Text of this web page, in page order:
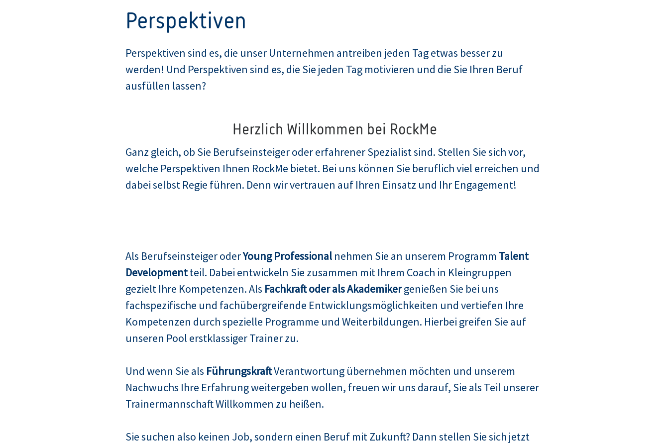
Perspektiven
Perspektiven sind es, die unser Unternehmen antreiben jeden Tag etwas besser zu
werden! Und Perspektiven sind es, die Sie jeden Tag motivieren und die Sie Ihren Beruf
ausfüllen lassen?
Herzlich Willkommen bei RockMe
Ganz gleich, ob Sie Berufseinsteiger oder erfahrener Spezialist sind. Stellen Sie sich vor,
welche Perspektiven Ihnen RockMe bietet. Bei uns können Sie beruflich viel erreichen und
dabei selbst Regie führen. Denn wir vertrauen auf Ihren Einsatz und Ihr Engagement!
Als Berufseinsteiger oderYoung Professional nehmen Sie an unserem Programm Talent
Developmentteil. Dabei entwickeln Sie zusammen mit Ihrem Coach in Kleingruppen
gezielt Ihre Kompetenzen. Als Fachkraft oder als Akademikergenießen Sie bei uns
fachspezifische und fachübergreifende Entwicklungsmöglichkeiten und vertiefen Ihre
Kompetenzen durch spezielle Programme und Weiterbildungen. Hierbei greifen Sie auf
unseren Pool erstklassiger Trainer zu.
Und wenn Sie als FührungskraftVerantwortung übernehmen möchten und unserem
Nachwuchs Ihre Erfahrung weitergeben wollen, freuen wir uns darauf, Sie als Teil unserer
Trainermannschaft Willkommen zu heißen.
Sie suchen also keinen Job, sondern einen Beruf mit Zukunft? Dann stellen Sie sich jetzt